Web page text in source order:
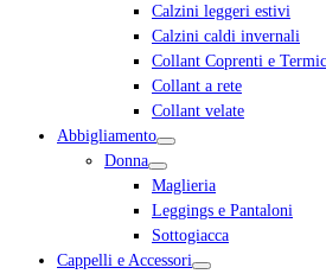
Calzini leggeri estivi
Calzini caldi invernali
Collant Coprenti e
Collant a rete
Collant velate
Abbigliamento
Donna
Maglieria
Leggings e Pantaloni
Sottogiacca
Cappelli e Accessori